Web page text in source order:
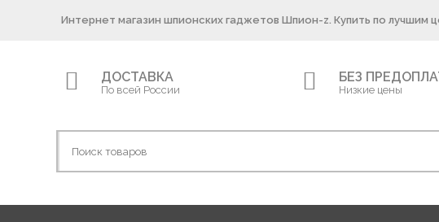
Интернет магазин шпионских гаджетов Шпион-z. Купить по лучшим
ДОСТАВКА
По всей России
БЕЗ
Низкие цены